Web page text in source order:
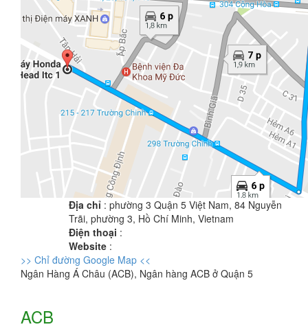
Địa chỉ : phường 3 Quận 5 Việt Nam, 84 Nguyễn
Trãi, phường 3, Hồ Chí Minh, Vietnam
Điện thoại :
Website :
>> Chỉ đường Google Map <<
Ngân Hàng Á Châu (ACB), Ngân hàng ACB ở Quận 5
ACB